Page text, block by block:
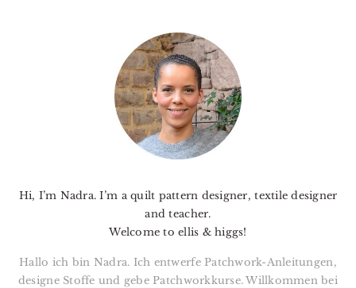
Hi, I’m Nadra. I’m a quilt pattern designer, textile designer
and teacher.
Welcome to ellis & higgs!
Hallo ich bin Nadra. Ich entwerfe Patchwork-Anleitungen,
designe Stoffe und gebe Patchworkkurse. Willkommen bei